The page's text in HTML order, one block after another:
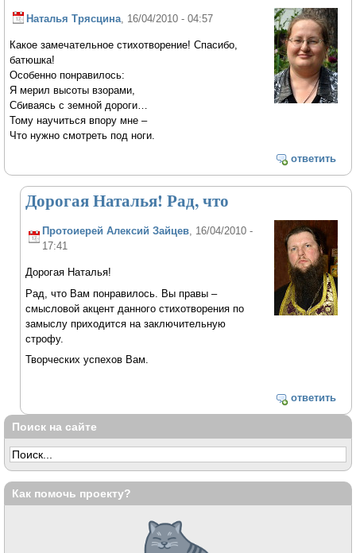
Наталья Трясцина, 16/04/2010 - 04:57
Какое замечательное стихотворение! Спасибо,
батюшка!
Особенно понравилось:
Я мерил высоты взорами,
Сбиваясь с земной дороги…
Тому научиться впору мне –
Что нужно смотреть под ноги.
ответить
Дорогая Наталья! Рад, что
Протоиерей Алексий Зайцев, 16/04/2010 -
17:41
Дорогая Наталья!
Рад, что Вам понравилось. Вы правы –
смысловой акцент данного стихотворения по
замыслу приходится на заключительную
строфу.
Творческих успехов Вам.
ответить
Поиск на сайте
Как помочь проекту?